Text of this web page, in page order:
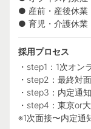
● 産前・産後休業
● 育児・介護休業
採用プロセス
・step1：1次オン
・step2：最終対
・step3：内定通知
・step4：東京or
※1次面接〜内定通